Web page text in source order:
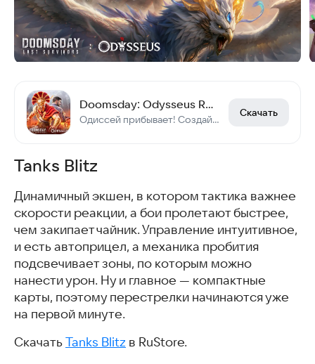
Doomsday: Odysseus Returns
Одиссей прибывает! Создайте новый эпос, достойный героев!
Скачать
Tanks Blitz
Динамичный экшен, в котором тактика важнее
скорости реакции, а бои пролетают быстрее,
чем закипает чайник. Управление интуитивное,
и есть автоприцел, а механика пробития
подсвечивает зоны, по которым можно
нанести урон. Ну и главное — компактные
карты, поэтому перестрелки начинаются уже
на первой минуте.
Скачать Tanks Blitz в RuStore.